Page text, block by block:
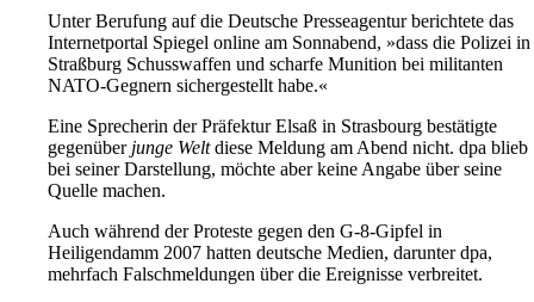
Unter Berufung auf die Deutsche Presseagentur berichtete das
Internetportal Spiegel online am Sonnabend, »dass die Polizei in
Straßburg Schusswaffen und scharfe Munition bei militanten
NATO-Gegnern sichergestellt habe.«
Eine Sprecherin der Präfektur Elsaß in Strasbourg bestätigte
gegenüber junge Weltdiese Meldung am Abend nicht. dpa blieb
bei seiner Darstellung, möchte aber keine Angabe über seine
Quelle machen.
Auch während der Proteste gegen den G-8-Gipfel in
Heiligendamm 2007 hatten deutsche Medien, darunter dpa,
mehrfach Falschmeldungen über die Ereignisse verbreitet.